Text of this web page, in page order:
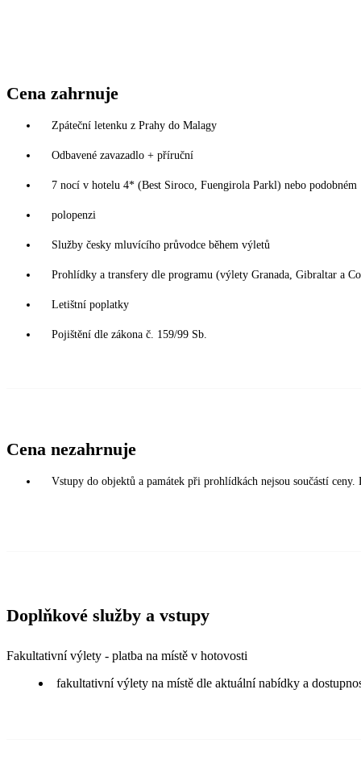
Cena zahrnuje
Zpáteční letenku z Prahy do Malagy
Odbavené zavazadlo + příruční
7 nocí v hotelu 4* (Best Siroco, Fuengirola Parkl) nebo podobném
polopenzi
Služby česky mluvícího průvodce během výletů
Prohlídky a transfery dle programu (výlety Granada, Gibraltar a
Letištní poplatky
Pojištění dle zákona č. 159/99 Sb.
Cena nezahrnuje
Vstupy do objektů a památek při prohlídkách nejsou součástí
Doplňkové služby a vstupy
Fakultativní výlety - platba na místě v hotovosti
fakultativní výlety na místě dle aktuální nabídky a